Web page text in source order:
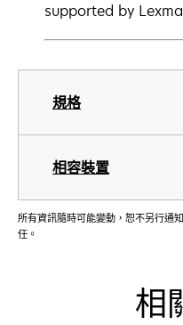
規格
相容裝置
supported by
所有資訊隨時可能變動，恕不另行通
任。
相